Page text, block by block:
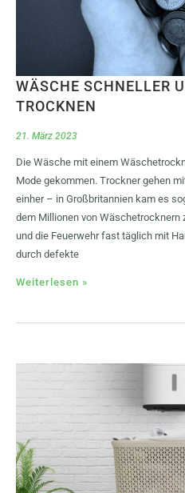
WÄSCHE SCHNELLER
TROCKNEN
21. März 2023
Die Wäsche mit einem
Mode gekommen. Trockner gehen
einher – in Großbritannien kam es
dem Millionen von Wäschetrocknern
und die Feuerwehr fast täglich mit
durch defekte
Weiterlesen »